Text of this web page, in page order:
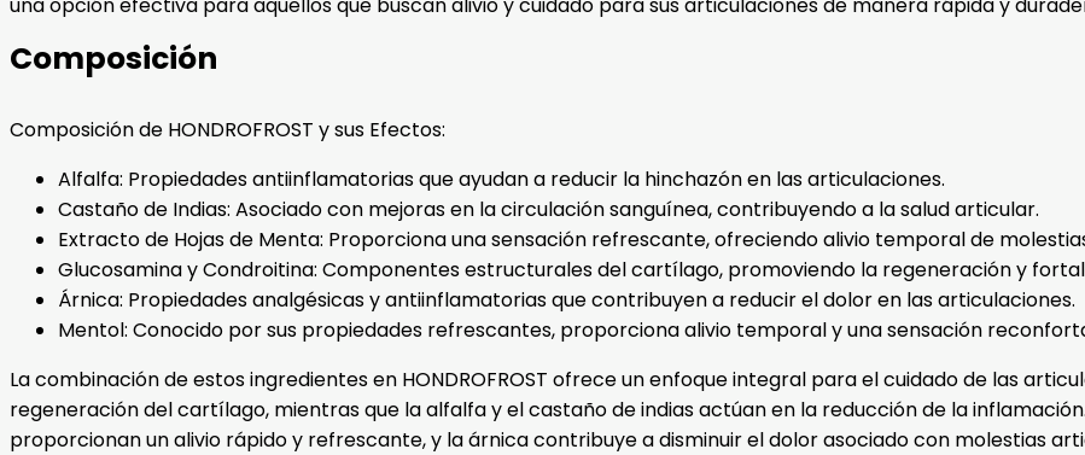
Composición
Composición de HONDROFROST y sus Efectos:
Alfalfa: Propiedades antiinflamatorias que ayudan a reducir la hinchazón en las articulaciones.
Castaño de Indias: Asociado con mejoras en la circulación sanguínea, contribuyendo a la salud articular.
Extracto de Hojas de Menta: Proporciona una sensación refrescante, ofreciendo alivio temporal de
Glucosamina y Condroitina: Componentes estructurales del cartílago, promoviendo la regeneración y
Árnica: Propiedades analgésicas y antiinflamatorias que contribuyen a reducir el dolor en las articulaciones.
Mentol: Conocido por sus propiedades refrescantes, proporciona alivio temporal y una sensación
La combinación de estos ingredientes en HONDROFROST ofrece un enfoque integral para el cuidado de las
regeneración del cartílago, mientras que la alfalfa y el castaño de indias actúan en la reducción de la
proporcionan un alivio rápido y refrescante, y la árnica contribuye a disminuir el dolor asociado con molestias